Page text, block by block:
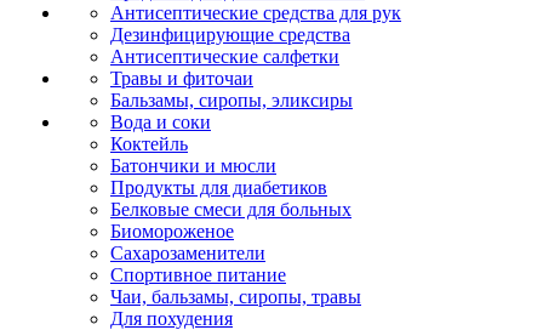
Антисептические средства для рук
Дезинфицирующие средства
Антисептические салфетки
Травы и фиточаи
Бальзамы, сиропы, эликсиры
Вода и соки
Коктейль
Батончики и мюсли
Продукты для диабетиков
Белковые смеси для больных
Биомороженое
Сахарозаменители
Спортивное питание
Чаи, бальзамы, сиропы, травы
Для похудения